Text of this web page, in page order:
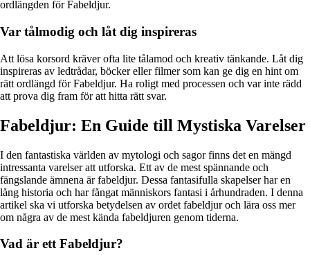
ordlängden för Fabeldjur.
Var tålmodig och låt dig inspireras
Att lösa korsord kräver ofta lite tålamod och kreativ tänkande. Låt dig
inspireras av ledtrådar, böcker eller filmer som kan ge dig en hint om
rätt ordlängd för Fabeldjur. Ha roligt med processen och var inte rädd
att prova dig fram för att hitta rätt svar.
Fabeldjur: En Guide till Mystiska Varelser
I den fantastiska världen av mytologi och sagor finns det en mängd
intressanta varelser att utforska. Ett av de mest spännande och
fängslande ämnena är fabeldjur. Dessa fantasifulla skapelser har en
lång historia och har fångat människors fantasi i århundraden. I denna
artikel ska vi utforska betydelsen av ordet fabeldjur och lära oss mer
om några av de mest kända fabeldjuren genom tiderna.
Vad är ett Fabeldjur?